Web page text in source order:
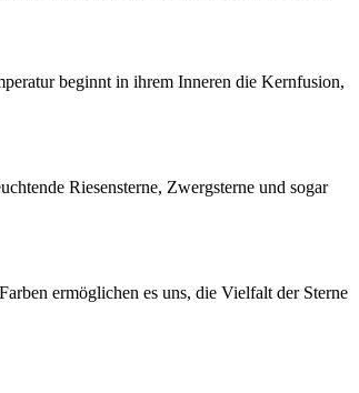
beginnt in ihrem Inneren die Kernfusion,
Riesensterne, Zwergsterne und sogar
ermöglichen es uns, die Vielfalt der Sterne